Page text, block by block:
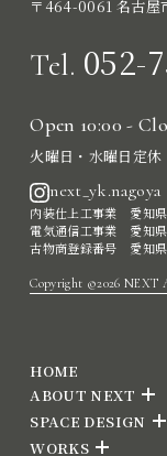
〒464-0061 名古屋
Tel. 052-
Open 10:00 -
火曜日・水曜日定休
next_yk.nagoya
内装仕上工事業 愛知
電気通信工事業 愛知
古物商登録番号 愛知
Copyright ©2026 NEXT
HOME
ABOUT NEXT
SPACE DESIGN
WORKS